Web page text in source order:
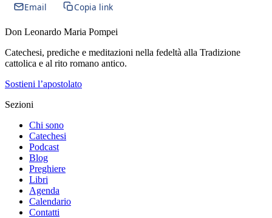
Email
Copia link
Don Leonardo Maria Pompei
Catechesi, prediche e meditazioni nella fedeltà alla Tradizione
cattolica e al rito romano antico.
Sostieni l’apostolato
Sezioni
Chi sono
Catechesi
Podcast
Blog
Preghiere
Libri
Agenda
Calendario
Contatti